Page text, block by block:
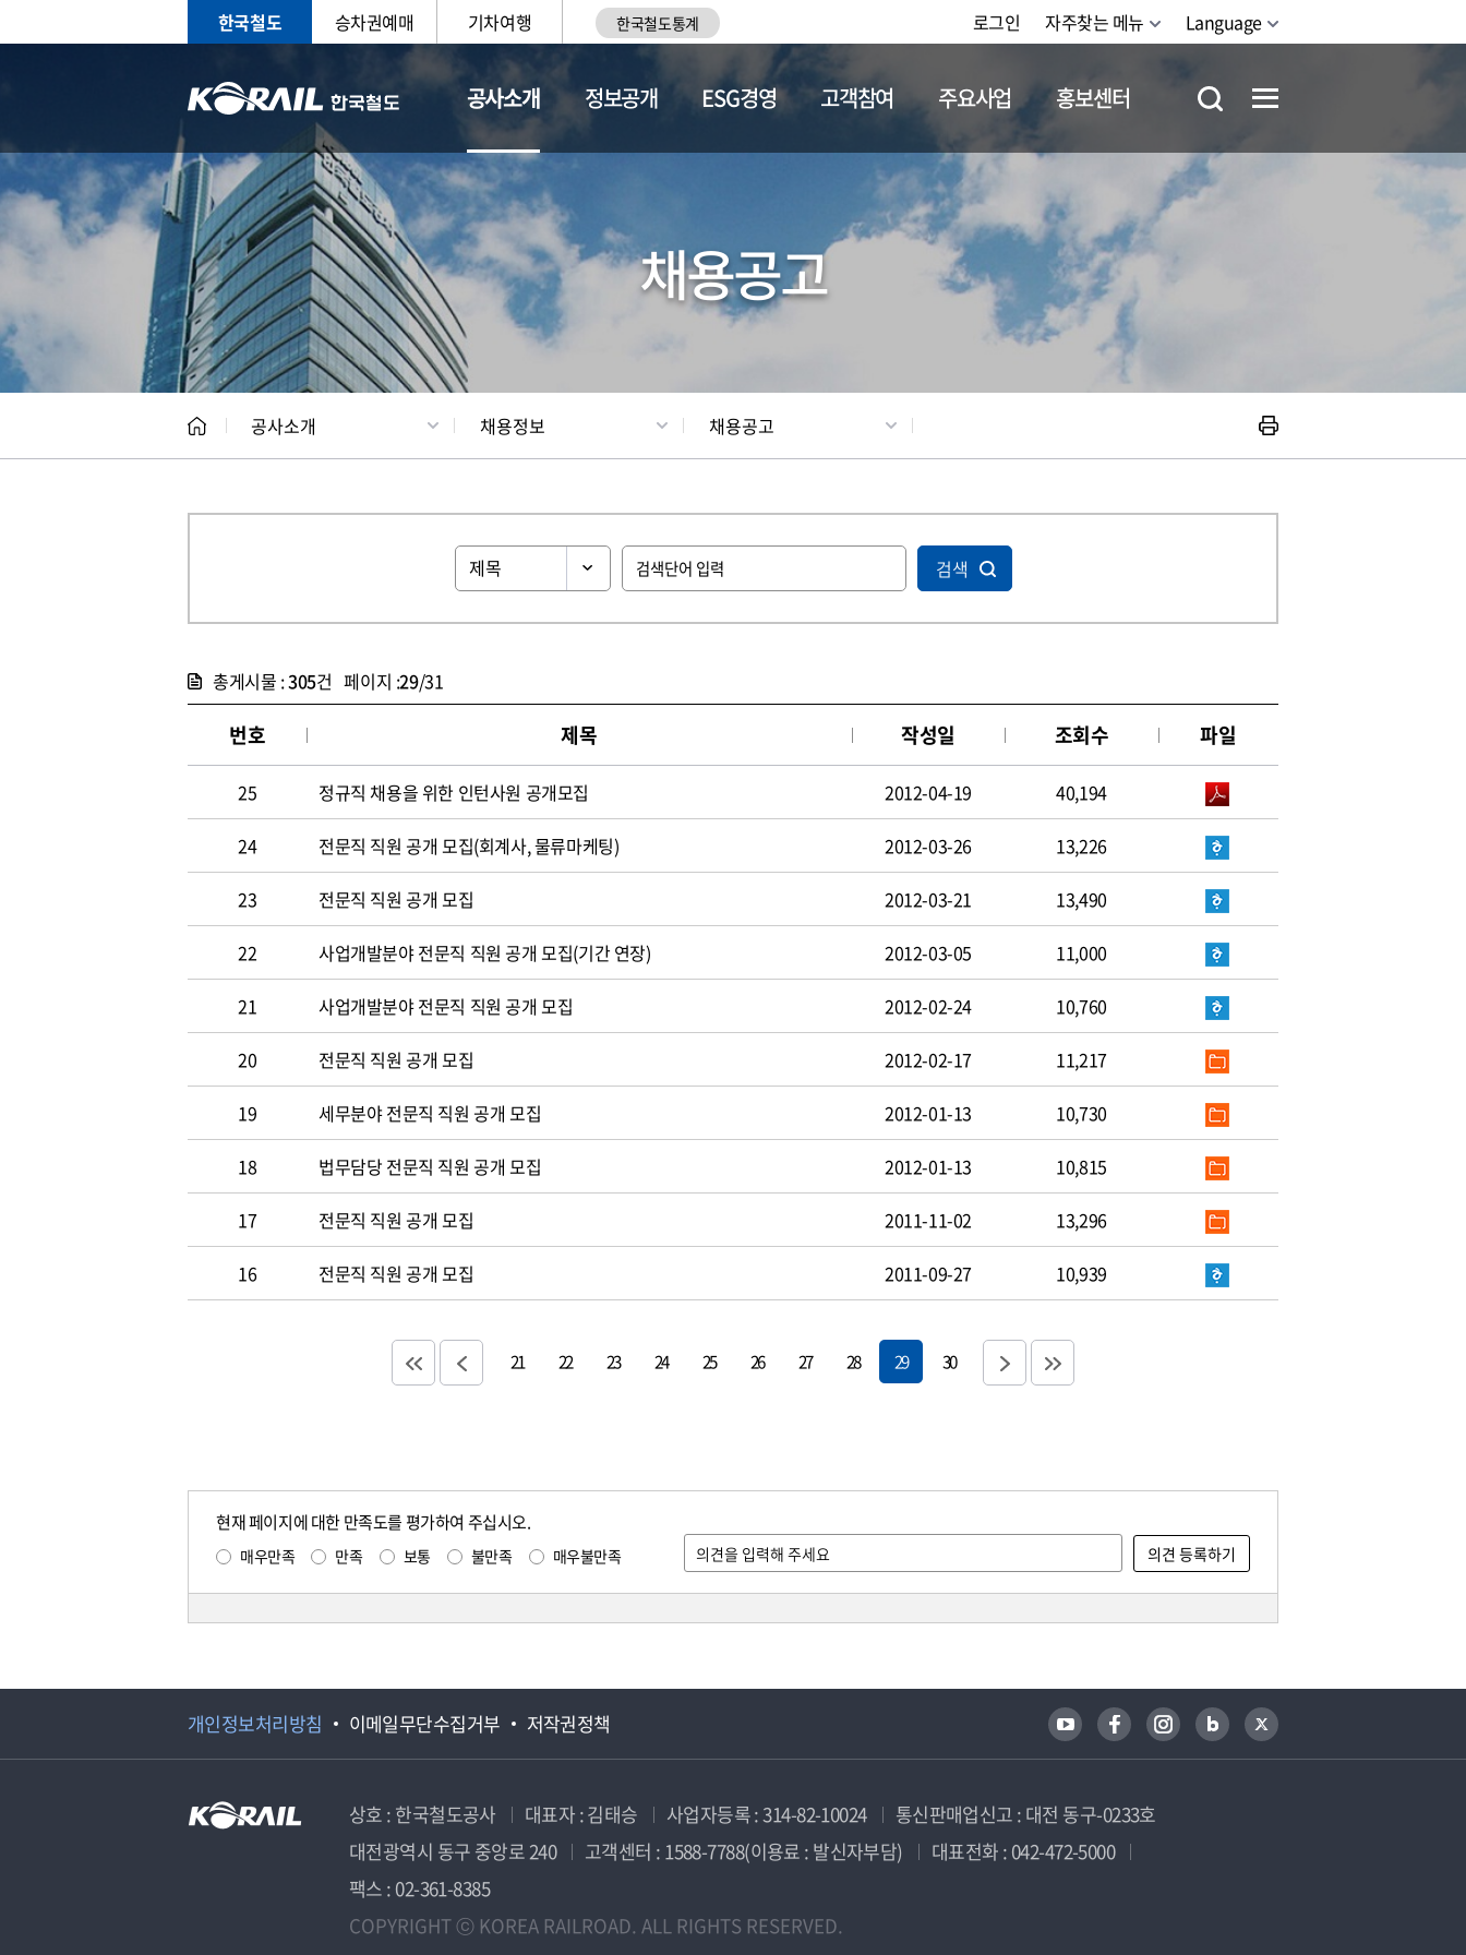
한국철도 승차권예매 기차여행 한국철도통계 로그인 자주찾는 메뉴 Language
공사소개
CEO 일반현황 채용정보
정보공개 ESG경영 고객참여 주요사업 홍보센터
채용공고
공사소개 채용정보 채용공고
검색
총게시물 :305건 페이지 :29/31
번호 제목 작성일 조회수 파일
25 정규직 채용을 위한 인턴사원 공개모집 2012-04-19 40,194
24 전문직 직원 공개 모집(회계사, 물류마케팅) 2012-03-26 13,226
23 전문직 직원 공개 모집 2012-03-21 13,490
22 사업개발분야 전문직 직원 공개 모집(기간 연장) 2012-03-05 11,000
21 사업개발분야 전문직 직원 공개 모집 2012-02-24 10,760
20 전문직 직원 공개 모집 2012-02-17 11,217
19 세무분야 전문직 직원 공개 모집 2012-01-13 10,730
18 법무담당 전문직 직원 공개 모집 2012-01-13 10,815
17 전문직 직원 공개 모집 2011-11-02 13,296
16 전문직 직원 공개 모집 2011-09-27 10,939
21 22 23 24 25 26 27 28 29 30
현재 페이지에 대한 만족도를 평가하여 주십시오.
매우만족 만족 보통 불만족 매우불만족
개인정보처리방침 이메일무단수집거부 저작권정책
상호 : 한국철도공사 대표자 : 김태승 사업자등록 : 314-82-10024
통신판매업신고 : 대전 동구-0233호
대전광역시 동구 중앙로 240
고객센터 : 1588-7788(이용료 : 발신자부담)
대표전화 : 042-472-5000
팩스 : 02-361-8385
COPYRIGHT ⓒ KOREA RAILROAD. ALL RIGHTS RESERVED.